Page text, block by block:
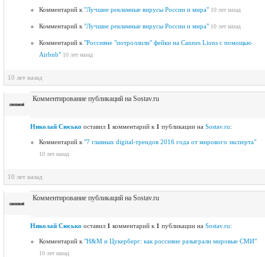
Комментарий к "Лучшие рекламные вирусы России и мира" 10 лет назад
Комментарий к "Лучшие рекламные вирусы России и мира" 10 лет назад
Комментарий к "Россияне "потроллили" фейки на Cannes Lions с помощью
Airbnb" 10 лет назад
10 лет назад
Комментирование публикаций на Sostav.ru
Николай Сюсько оставил 1 комментарий к 1 публикации на Sostav.ru:
Комментарий к "7 главных digital-трендов 2016 года от мирового эксперта"
10 лет назад
10 лет назад
Комментирование публикаций на Sostav.ru
Николай Сюсько оставил 1 комментарий к 1 публикации на Sostav.ru:
Комментарий к "H&M и Цукерберг: как россияне разыграли мировые СМИ"
10 лет назад